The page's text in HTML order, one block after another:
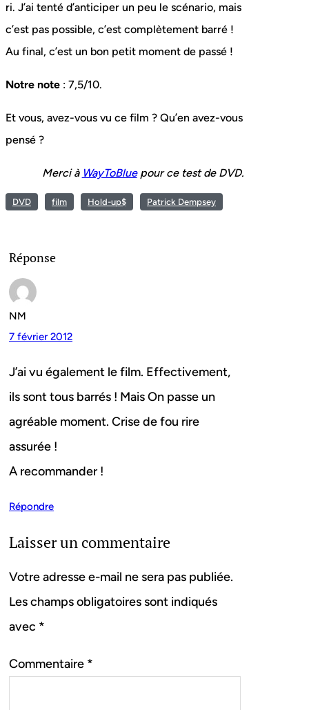
ri. J’ai tenté d’anticiper un peu le scénario, mais
c’est pas possible, c’est complètement barré !
Au final, c’est un bon petit moment de passé !
Notre note : 7,5/10.
Et vous, avez-vous vu ce film ? Qu’en avez-vous
pensé ?
Merci à WayToBluepour ce test de DVD.
DVD film Hold-up$ Patrick Dempsey
Réponse
NM
7 février 2012
J’ai vu également le film. Effectivement,
ils sont tous barrés ! Mais On passe un
agréable moment. Crise de fou rire
assurée !
A recommander !
Répondre
Laisser un commentaire
Votre adresse e-mail ne sera pas publiée.
Les champs obligatoires sont indiqués
avec *
Commentaire *